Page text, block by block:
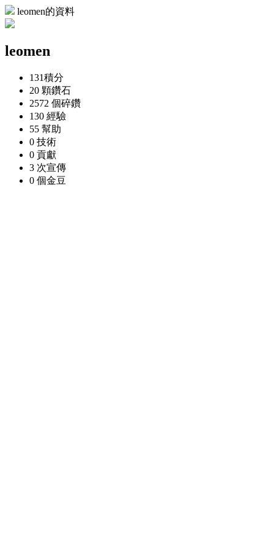
leomen的資料
leomen
131積分
20 顆鑽石
2572 個碎鑽
130 經驗
55 幫助
0 技術
0 貢獻
3 次宣傳
0 個金豆